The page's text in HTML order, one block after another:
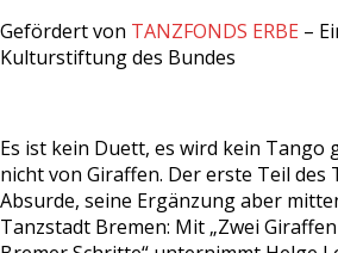
Gefördert von TANZFONDS ERBE –
Kulturstiftung des Bundes
Es ist kein Duett, es wird kein Tango
nicht von Giraffen. Der erste Teil des
Absurde, seine Ergänzung aber
Tanzstadt Bremen: Mit „Zwei